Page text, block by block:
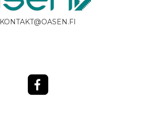
KONTAKT@OASEN.FI